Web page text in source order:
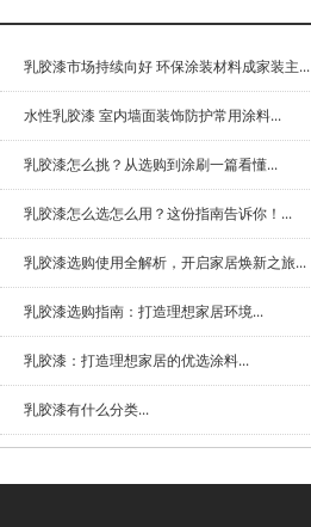
乳胶漆市场持续向好 环保涂装材料成家装主...
水性乳胶漆 室内墙面装饰防护常用涂料...
乳胶漆怎么挑？从选购到涂刷一篇看懂...
乳胶漆怎么选怎么用？这份指南告诉你！...
乳胶漆选购使用全解析，开启家居焕新之旅...
乳胶漆选购指南：打造理想家居环境...
乳胶漆：打造理想家居的优选涂料...
乳胶漆有什么分类...